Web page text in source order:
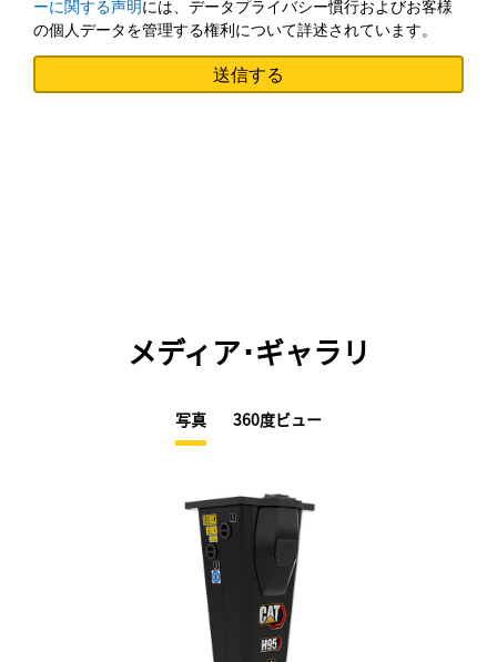
ーに関する声明には、データプライバシー慣行およびお客様
の個人データを管理する権利について詳述されています。
メディア･ギャラリ
写真 360度ビュー